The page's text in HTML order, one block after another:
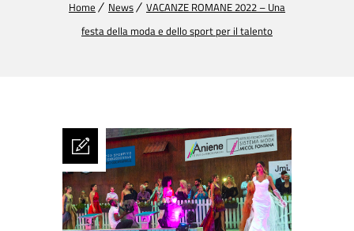
Home News
VACANZE ROMANE 2022 – Una
festa della moda e dello sport per il talento